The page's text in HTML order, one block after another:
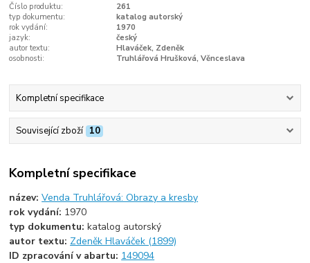
Číslo produktu:
261
typ dokumentu:
katalog autorský
rok vydání:
1970
jazyk:
český
autor textu:
Hlaváček, Zdeněk
osobnosti:
Truhlářová Hrušková, Věnceslava
Kompletní specifikace
Související zboží 10
Kompletní specifikace
název:Venda Truhlářová: Obrazy a kresby
rok vydání: 1970
typ dokumentu:katalog autorský
autor textu: Zdeněk Hlaváček (1899)
ID zpracování v abartu: 149094